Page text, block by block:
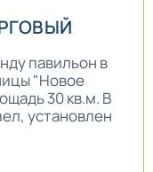
павильон в
"Новое
30 кв.м. В
установлен